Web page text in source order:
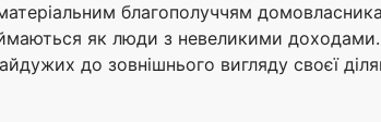
благополуччям
як люди з невеликими доходами.
до зовнішнього вигляду своєї